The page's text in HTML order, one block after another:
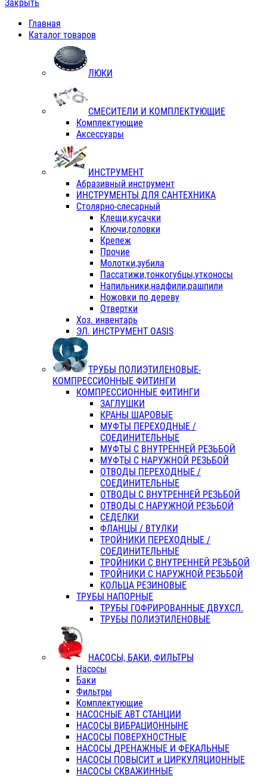
Закрыть
Главная
Каталог товаров
ЛЮКИ
СМЕСИТЕЛИ И КОМПЛЕКТУЮЩИЕ
Комплектующие
Аксессуары
ИНСТРУМЕНТ
Абразивный инструмент
ИНСТРУМЕНТЫ ДЛЯ САНТЕХНИКА
Столярно-слесарный
Клещи,кусачки
Ключи,головки
Крепеж
Прочие
Молотки,зубила
Пассатижи,тонкогубцы,утконосы
Напильники,надфили,рашпили
Ножовки по дереву
Отвертки
Хоз. инвентарь
ЭЛ. ИНСТРУМЕНТ OASIS
ТРУБЫ ПОЛИЭТИЛЕНОВЫЕ-
КОМПРЕССИОННЫЕ ФИТИНГИ
КОМПРЕССИОННЫЕ ФИТИНГИ
ЗАГЛУШКИ
КРАНЫ ШАРОВЫЕ
МУФТЫ ПЕРЕХОДНЫЕ /
СОЕДИНИТЕЛЬНЫЕ
МУФТЫ С ВНУТРЕННЕЙ РЕЗЬБОЙ
МУФТЫ С НАРУЖНОЙ РЕЗЬБОЙ
ОТВОДЫ ПЕРЕХОДНЫЕ /
СОЕДИНИТЕЛЬНЫЕ
ОТВОДЫ С ВНУТРЕННЕЙ РЕЗЬБОЙ
ОТВОДЫ С НАРУЖНОЙ РЕЗЬБОЙ
СЕДЕЛКИ
ФЛАНЦЫ / ВТУЛКИ
ТРОЙНИКИ ПЕРЕХОДНЫЕ /
СОЕДИНИТЕЛЬНЫЕ
ТРОЙНИКИ С ВНУТРЕННЕЙ РЕЗЬБОЙ
ТРОЙНИКИ С НАРУЖНОЙ РЕЗЬБОЙ
КОЛЬЦА РЕЗИНОВЫЕ
ТРУБЫ НАПОРНЫЕ
ТРУБЫ ГОФРИРОВАННЫЕ ДВУХСЛ.
ТРУБЫ ПОЛИЭТИЛЕНОВЫЕ
НАСОСЫ, БАКИ, ФИЛЬТРЫ
Насосы
Баки
Фильтры
Комплектующие
НАСОСНЫЕ АВТ СТАНЦИИ
НАСОСЫ ВИБРАЦИОННЫНЕ
НАСОСЫ ПОВЕРХНОСТНЫЕ
НАСОСЫ ДРЕНАЖНЫЕ И ФЕКАЛЬНЫЕ
НАСОСЫ ПОВЫСИТ и ЦИРКУЛЯЦИОННЫЕ
НАСОСЫ СКВАЖИННЫЕ